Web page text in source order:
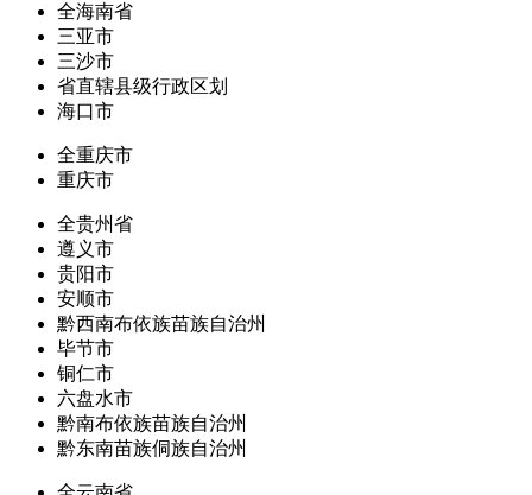
全海南省
三亚市
三沙市
省直辖县级行政区划
海口市
全重庆市
重庆市
全贵州省
遵义市
贵阳市
安顺市
黔西南布依族苗族自治州
毕节市
铜仁市
六盘水市
黔南布依族苗族自治州
黔东南苗族侗族自治州